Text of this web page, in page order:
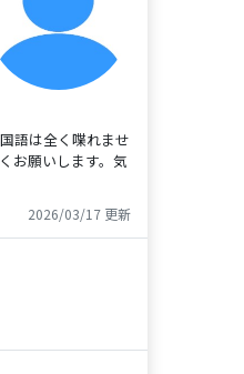
語は全く喋れませ
お願いします。気
2026/03/17 更新